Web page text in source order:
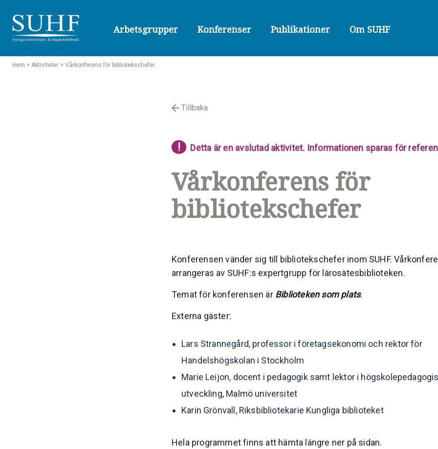
Arbetsgrupper Konferenser Publikationer Om SUHF
Hem > Aktiviteter > Vårkonferens för bibliotekschefer
Tillbaka
! Detta är en avslutad aktivitet. Informationen sparas för
Vårkonferens för
bibliotekschefer
Konferensen vänder sig till bibliotekschefer inom SUHF.
arrangeras av SUHF:s expertgrupp för lärosätesbiblioteken.
Temat för konferensen är Biblioteken som plats.
Externa gäster:
Lars Strannegård, professor i företagsekonomi och rektor för
Handelshögskolan i Stockholm
Marie Leijon, docent i pedagogik samt lektor i
utveckling, Malmö universitet
Karin Grönvall, Riksbibliotekarie Kungliga biblioteket
Hela programmet finns att hämta längre ner på sidan.